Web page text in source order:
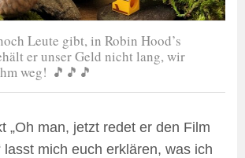
Leute gibt, in Robin Hood’s
er unser Geld nicht lang, wir
weg! 🎵🎵🎵
„Oh man, jetzt redet er den Film
lasst mich euch erklären, was ich